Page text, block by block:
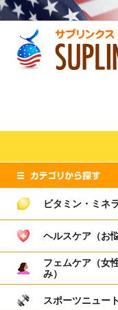
ビタミン・ミネ
ヘルスケア（お悩
フェムケア（女
み）
スポーツニュー